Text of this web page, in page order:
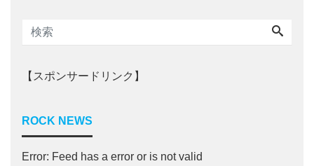
【スポンサードリンク】
ROCK NEWS
Error: Feed has a error or is not valid